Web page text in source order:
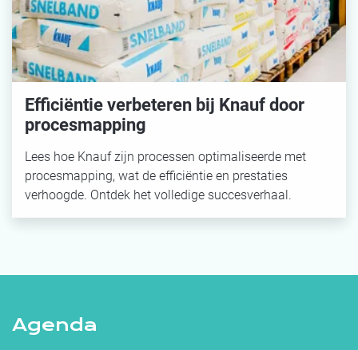
Efficiëntie verbeteren bij Knauf door
procesmapping
Lees hoe Knauf zijn processen optimaliseerde met
procesmapping, wat de efficiëntie en prestaties
verhoogde. Ontdek het volledige succesverhaal.
Agenda